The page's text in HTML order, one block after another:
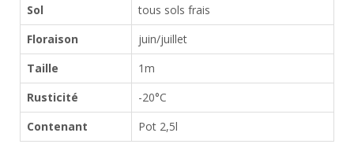
Sol
tous sols frais
Floraison
juin/juillet
Taille
1m
Rusticité
-20°C
Contenant
Pot 2,5l